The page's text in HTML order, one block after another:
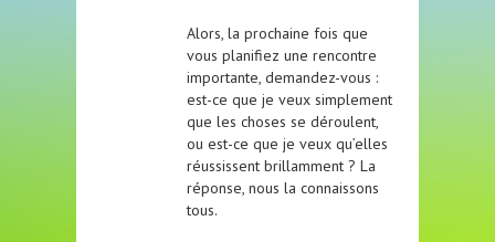
Alors, la prochaine fois que
vous planifiez une rencontre
importante, demandez-vous :
est-ce que je veux simplement
que les choses se déroulent,
ou est-ce que je veux qu’elles
réussissent brillamment ? La
réponse, nous la connaissons
tous.